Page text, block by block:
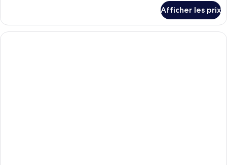
Chambre
triple
Standard
Chambre
triple
Standard
Afficher les prix